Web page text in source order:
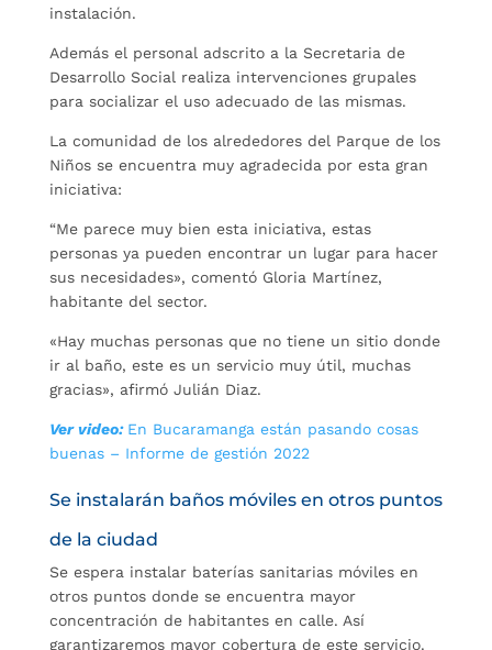
instalación.
Además el personal adscrito a la Secretaria de
Desarrollo Social realiza intervenciones grupales
para socializar el uso adecuado de las mismas.
La comunidad de los alrededores del Parque de los
Niños se encuentra muy agradecida por esta gran
iniciativa:
“Me parece muy bien esta iniciativa, estas
personas ya pueden encontrar un lugar para hacer
sus necesidades», comentó Gloria Martínez,
habitante del sector.
«Hay muchas personas que no tiene un sitio donde
ir al baño, este es un servicio muy útil, muchas
gracias», afirmó Julián Diaz.
Ver video: En Bucaramanga están pasando cosas
buenas – Informe de gestión 2022
Se instalarán baños móviles en otros puntos
de la ciudad
Se espera instalar baterías sanitarias móviles en
otros puntos donde se encuentra mayor
concentración de habitantes en calle. Así
garantizaremos mayor cobertura de este servicio.